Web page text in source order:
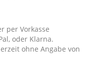
per Vorkasse
oder Klarna.
ohne Angabe von